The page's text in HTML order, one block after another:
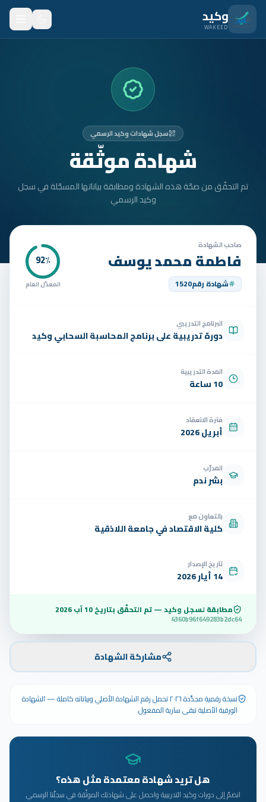
انتقل للمحتوى الرئيسي
وكيد
WAKEED
المتدربون
الأمان
تواصل
الوظائف
سجل شهادات وكيد الرسمي
شهادة موثّقة
تم التحقّق من صحّة هذه الشهادة ومطابقة بياناتها المسجّلة في سجل
وكيد الرسمي
صاحب الشهادة
فاطمة محمد يوسف
شهادة رقم1520
92٪
المعدّل العام
البرنامج التدريبي
دورة تدريبية على برنامج المحاسبة السحابي وكيد
المدة التدريبية
10 ساعة
فترة الانعقاد
أبريل 2026
المدرّب
بشر ندم
بالتعاون مع
كلية الاقتصاد في جامعة اللاذقية
تاريخ الإصدار
14 أيار 2026
مطابقة لسجل وكيد — تم التحقّق بتاريخ10 آب 2026
4360b96f649283b2dc64
مشاركة الشهادة
نسخة رقمية مجدَّدة ٢٠٢٦ تحمل رقم الشهادة الأصلي وبياناته كاملة — الشهادة
الورقية الأصلية تبقى سارية المفعول.
هل تريد شهادة معتمدة مثل هذه؟
انضمّ إلى دورات وكيد التدريبية واحصل على شهادتك الموثّقة في سجلّنا الرسمي